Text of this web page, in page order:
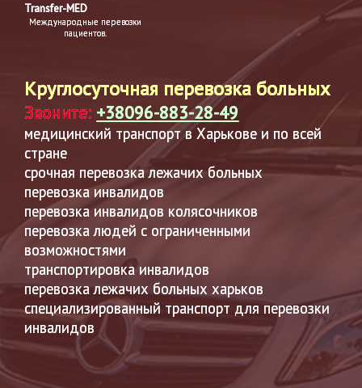
Transfer-MED
Международные перевозки
пациентов.
Круглосуточная перевозка больных
Звоните: +38096-883-28-49
медицинский транспорт в Харькове и по всей
стране
срочная перевозка лежачих больных
перевозка инвалидов
перевозка инвалидов колясочников
перевозка людей с ограниченными
возможностями
транспортировка инвалидов
перевозка лежачих больных харьков
специализированный транспорт для перевозки
инвалидов